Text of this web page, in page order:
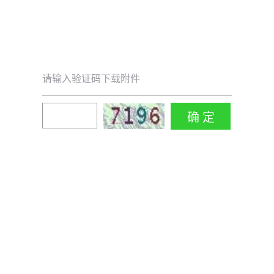
请输入验证码下载附件